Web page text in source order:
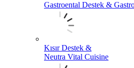
Gastroental Destek &
Kısır Destek &
Neutra Vital Cuisine